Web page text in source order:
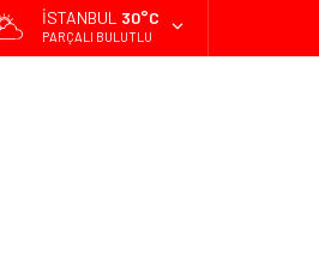
İSTANBUL 30°C
PARÇALI BULUTLU